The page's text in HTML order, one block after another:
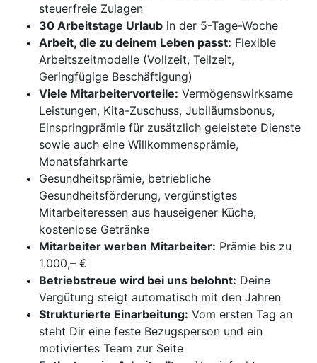
steuerfreie Zulagen
30 Arbeitstage Urlaub in der 5-Tage-Woche
Arbeit, die zu deinem Leben passt: Flexible
Arbeitszeitmodelle (Vollzeit, Teilzeit,
Geringfügige Beschäftigung)
Viele Mitarbeitervorteile: Vermögenswirksame
Leistungen, Kita-Zuschuss, Jubiläumsbonus,
Einspringprämie für zusätzlich geleistete Dienste
sowie auch eine Willkommensprämie,
Monatsfahrkarte
Gesundheitsprämie, betriebliche
Gesundheitsförderung, vergünstigtes
Mitarbeiteressen aus hauseigener Küche,
kostenlose Getränke
Mitarbeiter werben Mitarbeiter: Prämie bis zu
1.000,– €
Betriebstreue wird bei uns belohnt: Deine
Vergütung steigt automatisch mit den Jahren
Strukturierte Einarbeitung: Vom ersten Tag an
steht Dir eine feste Bezugsperson und ein
motiviertes Team zur Seite